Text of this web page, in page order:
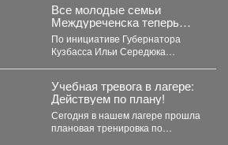
размещение в...
Все молодые семьи
Междуреченска теперь
могут бесплатно
пользоваться предметами
первой необходимости для
новорождённых.
По инициативе Губернатора
Кузбасса Ильи Середюка
Подробности далее.
Учебная тревога в лагере:
Действуем по плану!
Сегодня в нашем лагере прошла
плановая тренировка по